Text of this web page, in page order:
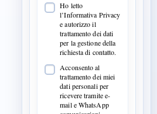
Ho letto
l’Informativa Privacy
e autorizzo il
trattamento dei dati
per la gestione della
richiesta di contatto.
Acconsento al
trattamento dei miei
dati personali per
ricevere tramite e-
mail e WhatsApp